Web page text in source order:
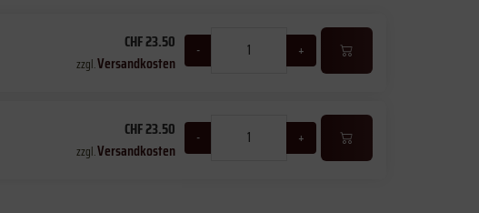
CHF 23.50
zzgl.Versandkosten
- +
CHF 23.50
zzgl.Versandkosten
- +